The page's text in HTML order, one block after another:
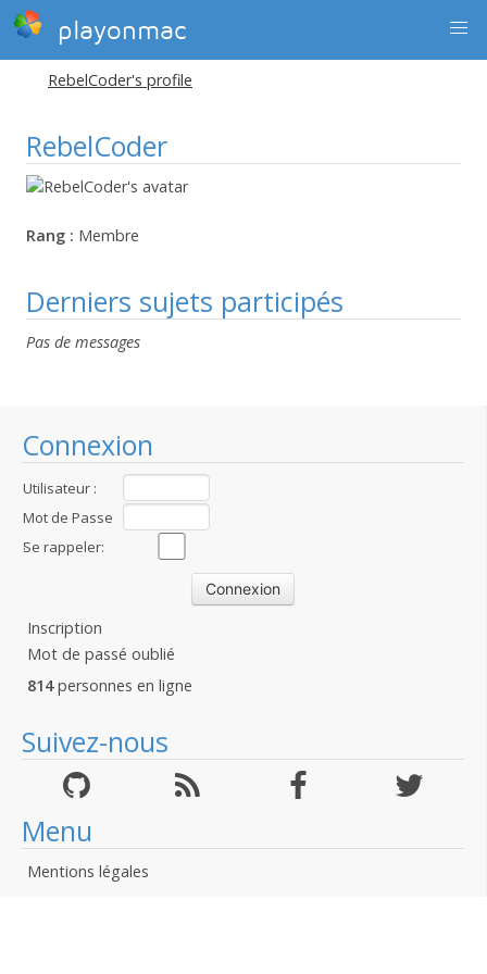
playonmac
Connexion
Utilisateur :
Mot de Passe
:Se rappeler:
Inscription
Mot de passé oublié
814personnes en ligne
Suivez-nous
Menu
Mentions légales
RebelCoder's profile
RebelCoder
Rang : Membre
Derniers sujets participés
Pas de messages